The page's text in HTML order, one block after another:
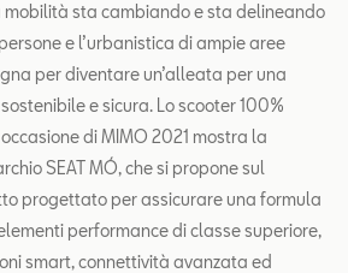
mobilità sta cambiando e sta delineando
e l’urbanistica di ampie aree
per diventare un’alleata per una
e sicura. Lo scooter 100%
di MIMO 2021 mostra la
SEAT MÓ, che si propone sul
progettato per assicurare una formula
performance di classe superiore,
smart, connettività avanzata ed